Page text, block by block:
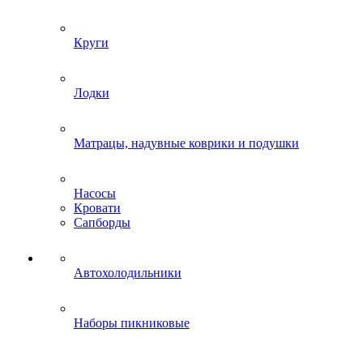
Круги
Лодки
Матрацы, надувные коврики и подушки
Насосы
Кровати
Сапборды
Автохолодильники
Наборы пикниковые